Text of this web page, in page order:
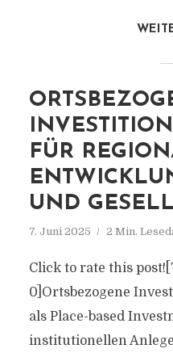
FÜR
UND
7. Juni 2025 2 Min.
Click to rate this
0]Ortsbezogene
als Place-based
institutionellen